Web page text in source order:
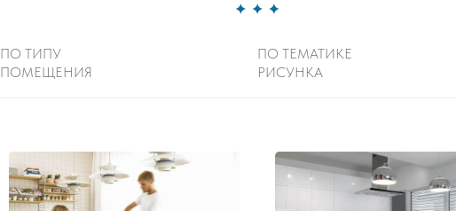
ПО ТИПУ
ПОМЕЩЕНИЯ
ПО ТЕМАТИКЕ
РИСУНКА